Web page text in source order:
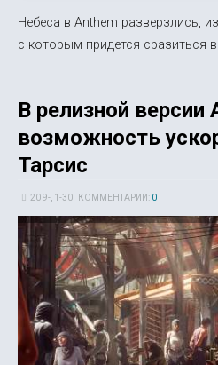
Небеса в Anthem разверзлись,
с которым придется сразиться
В релизной версии
возможность
Тарсис
20 9-, 1-30 КОММЕНТАРИИ: 0